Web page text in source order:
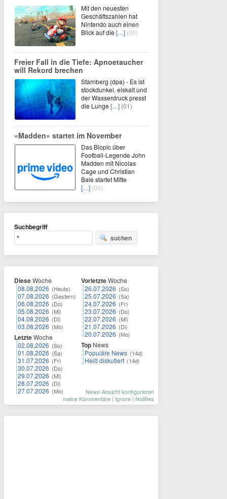
Mit den neuesten
Geschäftszahlen hat
Nintendo auch einen
Blick auf die […] (00)
Freier Fall in die Tiefe: Apnoetaucher
will Rekord brechen
Starnberg (dpa) - Es ist
stockdunkel, eiskalt und
der Wasserdruck presst
die Lunge […] (01)
«Madden» startet im November
Das Biopic über
Football-Legende John
Madden mit Nicolas
Cage und Christian
Bale startet Mitte
[…] (00)
Suchbegriff
suchen
DieseWoche
08.08.2026 (Heute)
07.08.2026 (Gestern)
06.08.2026 (Do)
05.08.2026 (Mi)
04.08.2026 (Di)
03.08.2026 (Mo)
LetzteWoche
02.08.2026 (So)
01.08.2026 (Sa)
31.07.2026 (Fr)
30.07.2026 (Do)
29.07.2026 (Mi)
28.07.2026 (Di)
27.07.2026 (Mo)
VorletzteWoche
26.07.2026 (So)
25.07.2026 (Sa)
24.07.2026 (Fr)
23.07.2026 (Do)
22.07.2026 (Mi)
21.07.2026 (Di)
20.07.2026 (Mo)
Top News
Populäre News (14d)
Heiß diskutiert (14d)
News-Ansicht konfigurieren
meine Kommentare | Ignore | Notifies